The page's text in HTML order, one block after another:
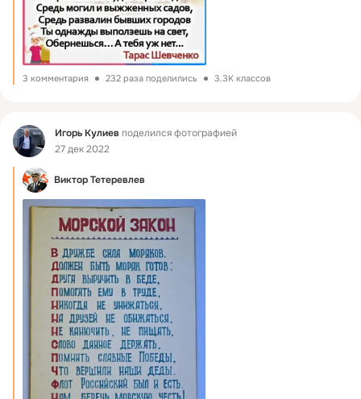
3 комментария 232 раза поделились 3.3K классов
Фид Игорь Кулиев поделился фотографией
27 дек 2022
Виктор Тетеревлев